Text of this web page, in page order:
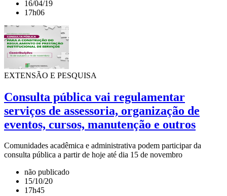
16/04/19
17h06
EXTENSÃO E PESQUISA
Consulta pública vai regulamentar
serviços de assessoria, organização de
eventos, cursos, manutenção e outros
Comunidades acadêmica e administrativa podem participar da
consulta pública a partir de hoje até dia 15 de novembro
não publicado
15/10/20
17h45